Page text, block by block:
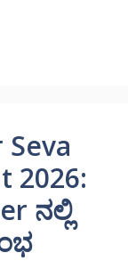
2026:
ನಲ್ಲಿ